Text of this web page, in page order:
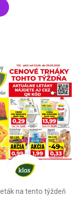
na tento týždeň